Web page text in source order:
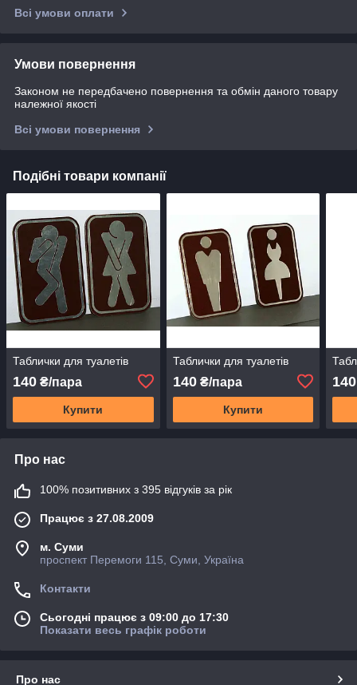
Всі умови оплати
Умови повернення
Законом не передбачено повернення та обмін даного товару
належної якості
Всі умови повернення
Подібні товари компанії
Таблички для туалетів
140 ₴/пара
Купити
Таблички для туалетів
140₴/пара
Купити
140
Про нас
100% позитивних з 395 відгуків за рік
Працює з 27.08.2009
м. Суми
проспект Перемоги 115, Суми, Україна
Контакти
Сьогодні працює з 09:00 до 17:30
Показати весь графік роботи
Про нас